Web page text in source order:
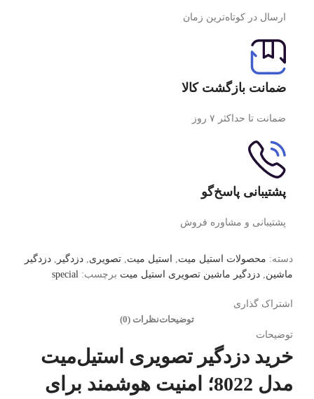
ارسال در کوتاه‌ترین زمان
ضمانت بازگشت کالا
ضمانت تا حداکثر ۷ روز
پشتیبانی پاسخ‌گو
پشتیبانی و مشاوره فروش
دسته: محصولات استیل میت استیل میت تصویری دزدگیر
دزدگیر
ماشین دزدگیر ماشین تصویری استیل میت برچسب: special
اشتراک گذاری
توضیحاتنظرات (0)
توضیحات
خرید دزدگیر تصویری استیل‌میت
مدل 8022؛ امنیت هوشمند برای